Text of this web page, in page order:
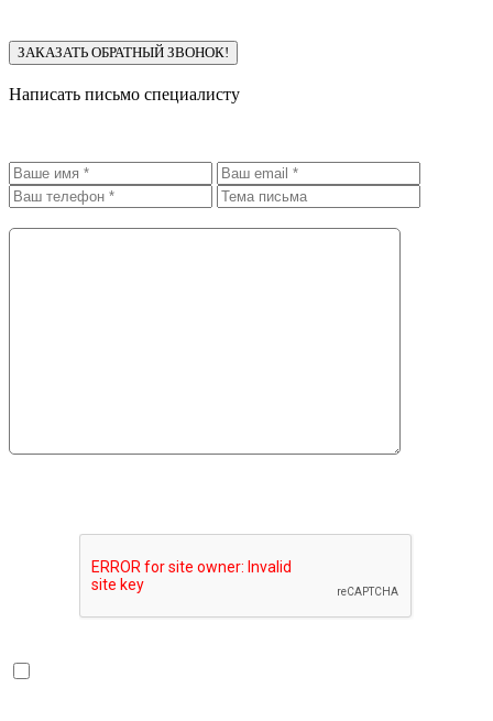
Написать письмо специалисту